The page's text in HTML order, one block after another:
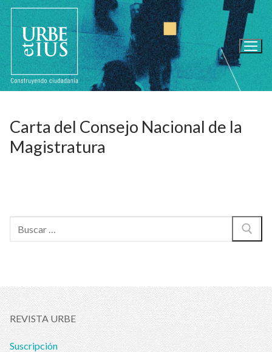
Ir
contenido
Carta del Consejo Nacional de la
Magistratura
REVISTA URBE
Suscripción